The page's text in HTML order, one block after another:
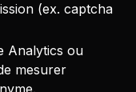
(ex. captcha
Analytics ou
mesurer